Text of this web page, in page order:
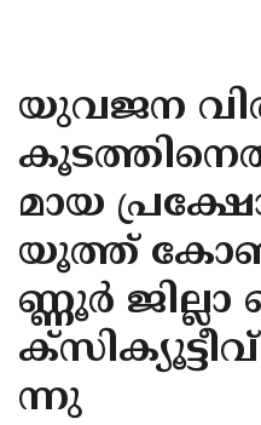
KANNUR
KASARAGOD
യുവജന
മായ
യൂത്ത്
ണ്ണൂർ
ന്നു